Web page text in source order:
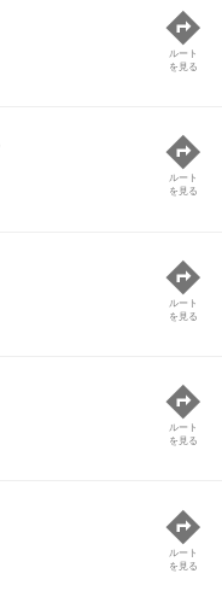
ルート
を見る
ルート
を見る
ルート
を見る
ルート
を見る
ルート
を見る